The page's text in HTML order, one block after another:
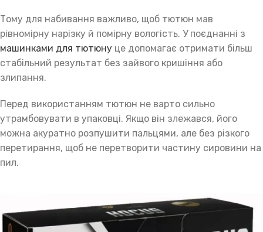
Тому для набивання важливо, щоб тютюн мав
рівномірну нарізку й помірну вологість. У поєднанні з
машинками для тютюну це допомагає отримати більш
стабільний результат без зайвого кришіння або
злипання.
Перед використанням тютюн не варто сильно
утрамбовувати в упаковці. Якщо він злежався, його
можна акуратно розпушити пальцями, але без різкого
перетирання, щоб не перетворити частину сировини на
пил.